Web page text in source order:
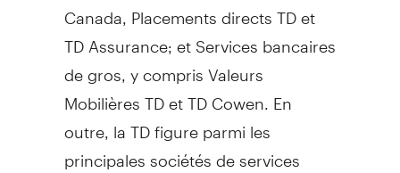
Canada , Placements directs TD et
TD Assurance; et Services bancaires
de gros, y compris Valeurs
Mobilières TD et TD Cowen. En
outre, la TD figure parmi les
principales sociétés de services